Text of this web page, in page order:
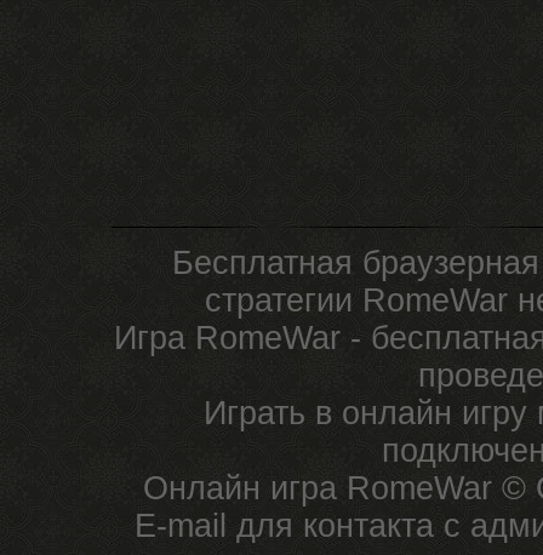
Бесплатная
стратегии RomeWar
Игра RomeWar -
Играть в онлайн
Онлайн игра RomeWar ©
E-mail для контакта с